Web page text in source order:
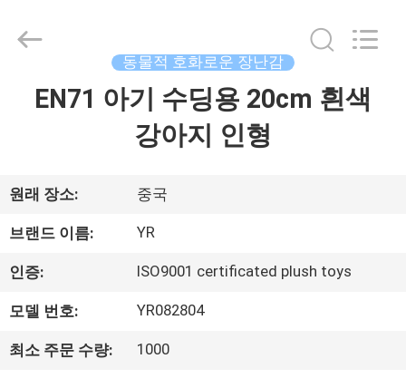
품
우
리
2021
동물적 호화로운 장난감
EN71 아기 수딩용 20cm 흰색
강아지 인형
원래 장소: 중국
브랜드 이름: YR
인증: ISO9001 certificated plush toys
모델 번호: YR082804
최소 주문 수량: 1000